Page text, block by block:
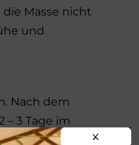
Masse nicht
und
Nach dem
– 3 Tage im
einer
X